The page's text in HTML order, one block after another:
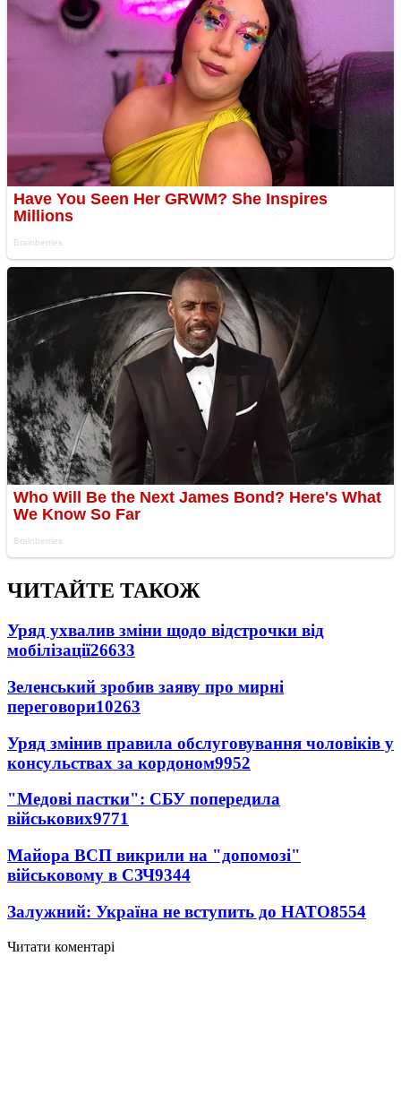
ЧИТАЙТЕ ТАКОЖ
Уряд ухвалив зміни щодо відстрочки від
мобілізації26633
Зеленський зробив заяву про мирні
переговори10263
Уряд змінив правила обслуговування чоловіків у
консульствах за кордоном9952
"Медові пастки": СБУ попередила
військових9771
Майора ВСП викрили на "допомозі"
військовому в СЗЧ9344
Залужний: Україна не вступить до НАТО8554
Читати коментарі